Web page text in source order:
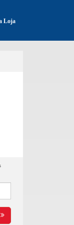
Loja